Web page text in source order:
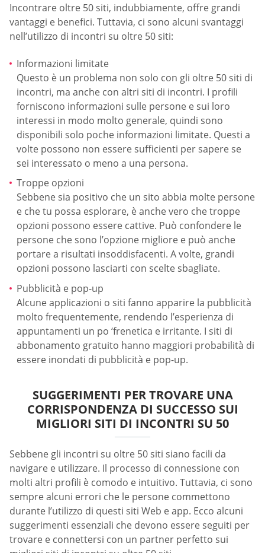
Incontrare oltre 50 siti, indubbiamente, offre grandi
vantaggi e benefici. Tuttavia, ci sono alcuni svantaggi
nell’utilizzo di incontri su oltre 50 siti:
Informazioni limitate
Questo è un problema non solo con gli oltre 50 siti di
incontri, ma anche con altri siti di incontri. I profili
forniscono informazioni sulle persone e sui loro
interessi in modo molto generale, quindi sono
disponibili solo poche informazioni limitate. Questi a
volte possono non essere sufficienti per sapere se
sei interessato o meno a una persona.
Troppe opzioni
Sebbene sia positivo che un sito abbia molte persone
e che tu possa esplorare, è anche vero che troppe
opzioni possono essere cattive. Può confondere le
persone che sono l’opzione migliore e può anche
portare a risultati insoddisfacenti. A volte, grandi
opzioni possono lasciarti con scelte sbagliate.
Pubblicità e pop-up
Alcune applicazioni o siti fanno apparire la pubblicità
molto frequentemente, rendendo l’esperienza di
appuntamenti un po ‘frenetica e irritante. I siti di
abbonamento gratuito hanno maggiori probabilità di
essere inondati di pubblicità e pop-up.
SUGGERIMENTI PER TROVARE UNA
CORRISPONDENZA DI SUCCESSO SUI
MIGLIORI SITI DI INCONTRI SU 50
Sebbene gli incontri su oltre 50 siti siano facili da
navigare e utilizzare. Il processo di connessione con
molti altri profili è comodo e intuitivo. Tuttavia, ci sono
sempre alcuni errori che le persone commettono
durante l’utilizzo di questi siti Web e app. Ecco alcuni
suggerimenti essenziali che devono essere seguiti per
trovare e connettersi con un partner perfetto sui